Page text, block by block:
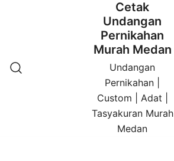
Cetak
Undangan
Pernikahan
Murah Medan
Undangan
Pernikahan |
Custom | Adat |
Tasyakuran Murah
Medan